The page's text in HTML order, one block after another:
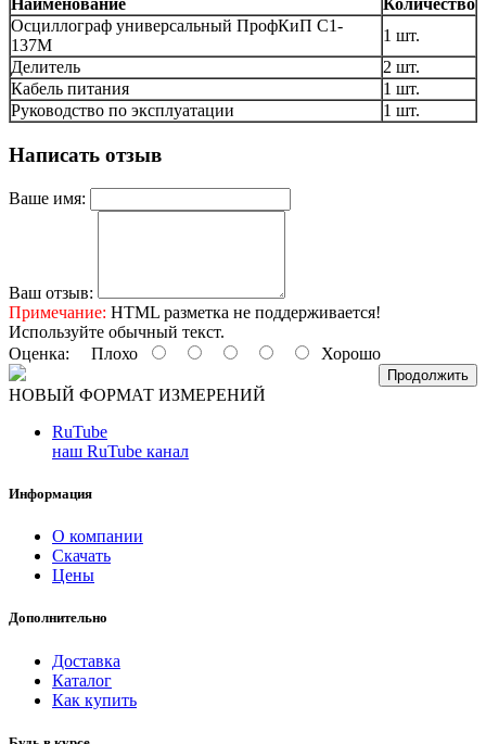
Наименование
Количество
Осциллограф универсальный ПрофКиП С1-
137М
1 шт.
Делитель
2 шт.
Кабель питания
1 шт.
Руководство по эксплуатации
1 шт.
Написать отзыв
Ваше имя:
Ваш отзыв:
Примечание: HTML разметка не поддерживается!
Используйте обычный текст.
Оценка: Плохо Хорошо
Продолжить
НОВЫЙ ФОРМАТ ИЗМЕРЕНИЙ
RuTube
наш RuTube канал
Информация
О компании
Скачать
Цены
Дополнительно
Доставка
Каталог
Как купить